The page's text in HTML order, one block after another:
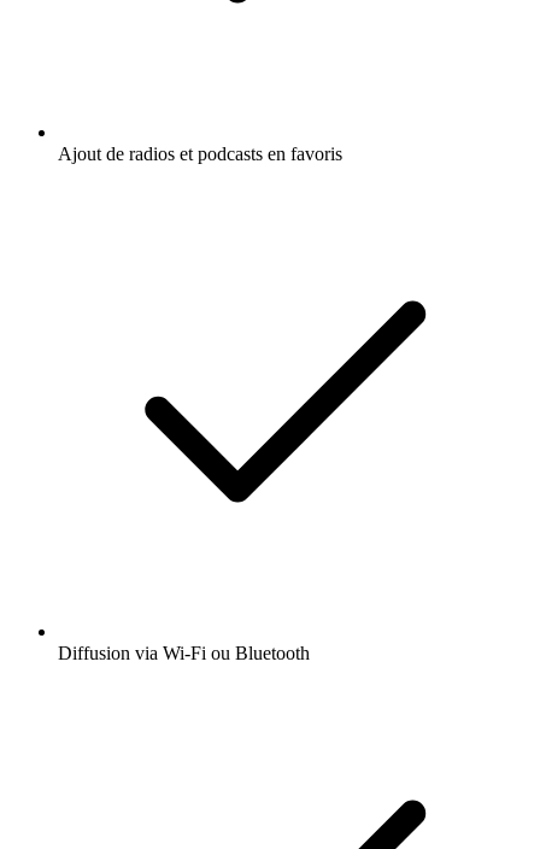
Ajout de radios et podcasts en favoris
Diffusion via Wi-Fi ou Bluetooth